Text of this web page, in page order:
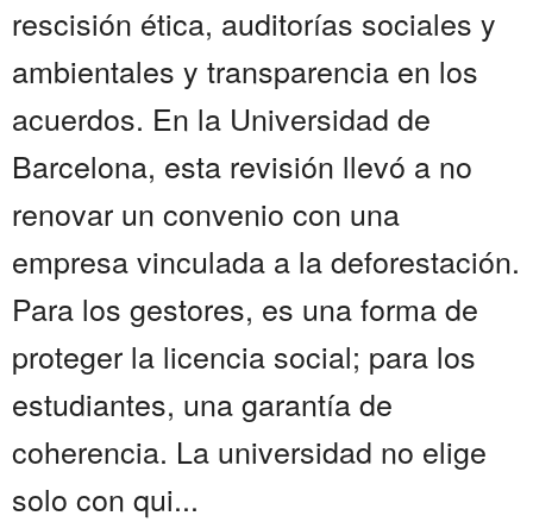
rescisión ética, auditorías sociales y
ambientales y transparencia en los
acuerdos. En la Universidad de
Barcelona, esta revisión llevó a no
renovar un convenio con una
empresa vinculada a la deforestación.
Para los gestores, es una forma de
proteger la licencia social; para los
estudiantes, una garantía de
coherencia. La universidad no elige
solo con qui...